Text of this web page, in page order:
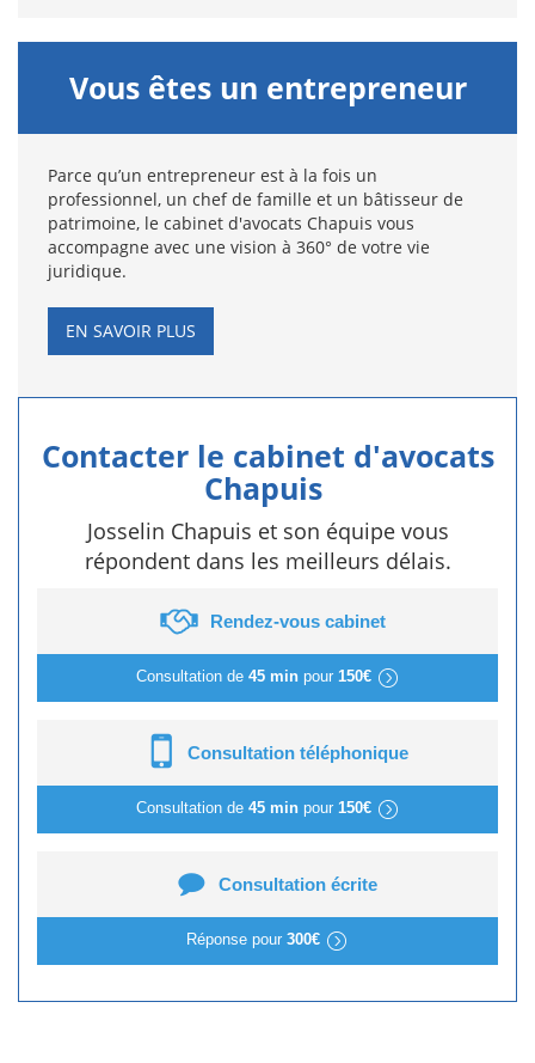
Vous êtes un entrepreneur
Parce qu’un entrepreneur est à la fois un
professionnel, un chef de famille et un bâtisseur de
patrimoine, le cabinet d'avocats Chapuis vous
accompagne avec une vision à 360° de votre vie
juridique.
EN SAVOIR PLUS
Contacter le cabinet d'avocats
Chapuis
Josselin Chapuis et son équipe vous
répondent dans les meilleurs délais.
Rendez-vous cabinet
Consultation de 45 minpour 150€
Consultation téléphonique
Consultation de 45 minpour 150€
Consultation écrite
Réponse pour 300€